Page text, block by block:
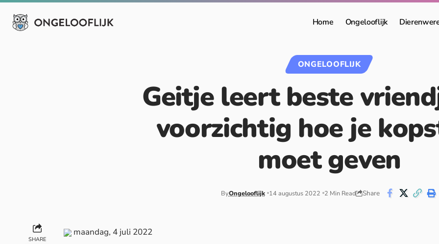
Home Ongelooflijk
ONGELOOFLIJK
Geitje leert beste
voorzichtig hoe je
moet geven
ByOngelooflijk 14 augustus 2022 2 Min Read Share
SHARE
maandag, 4 juli 2022